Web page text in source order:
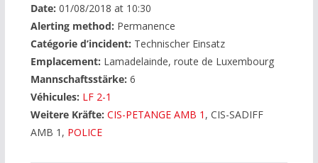
Date: 01/08/2018 at 10:30
Alerting method: Permanence
Catégorie d’incident: Technischer Einsatz
Emplacement: Lamadelainde, route de Luxembourg
Mannschaftsstärke: 6
Véhicules: LF 2-1
Weitere Kräfte: CIS-PETANGE AMB 1 , CIS-SADIFF
AMB 1, POLICE